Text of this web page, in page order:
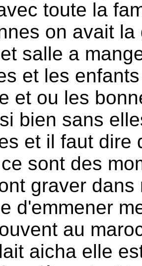
toute la
on avait
salle a
et les
et ou les
bien sans
et il faut dire
sont des
graver
d'emmener
au
aicha elle